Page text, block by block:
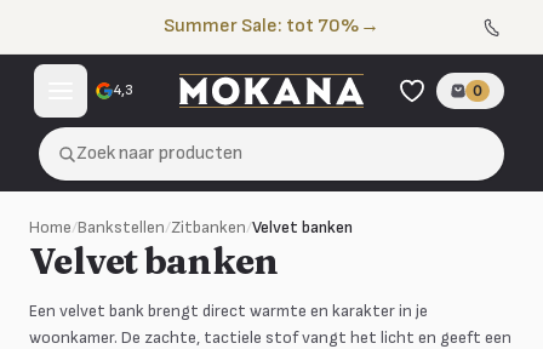
Summer Sale: tot 70% →
4,3 0
Zoek naar producten
Home/Bankstellen/Zitbanken/Velvet banken
Velvet banken
Een velvet bank brengt direct warmte en karakter in je
woonkamer. De zachte, tactiele stof vangt het licht en geeft een